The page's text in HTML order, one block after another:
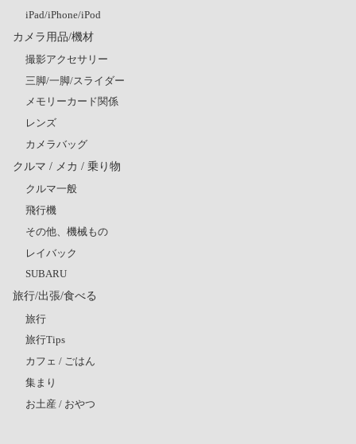
iPad/iPhone/iPod
カメラ用品/機材
撮影アクセサリー
三脚/一脚/スライダー
メモリーカード関係
レンズ
カメラバッグ
クルマ / メカ / 乗り物
クルマ一般
飛行機
その他、機械もの
レイバック
SUBARU
旅行/出張/食べる
旅行
旅行Tips
カフェ / ごはん
集まり
お土産 / おやつ